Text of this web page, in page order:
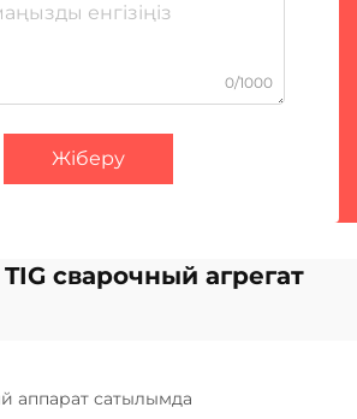
0/1000
Жіберу
TIG сварочный агрегат
аппарат сатылымда